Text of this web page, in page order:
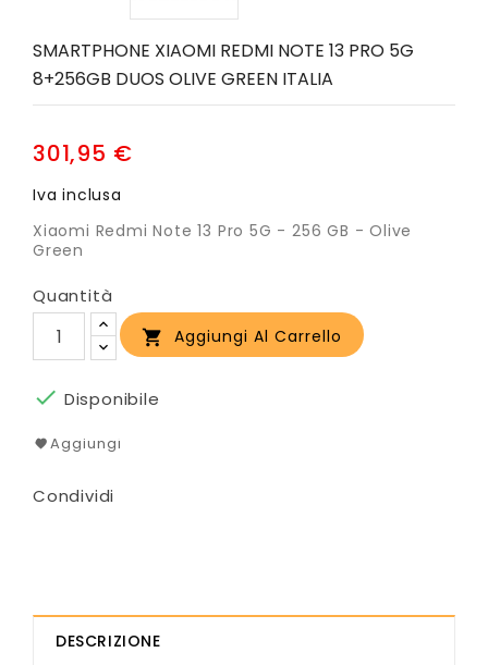
SMARTPHONE XIAOMI REDMI NOTE 13 PRO 5G
8+256GB DUOS OLIVE GREEN ITALIA
301,95 €
Iva inclusa
Xiaomi Redmi Note 13 Pro 5G - 256 GB - Olive
Green
Quantità
 Aggiungi Al Carrello
 Disponibile
Aggiungi
Condividi
DESCRIZIONE